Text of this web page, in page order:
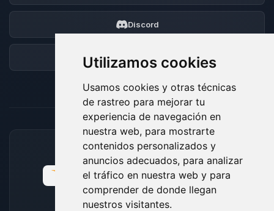
Utilizamos cookies
Usamos cookies y otras técnicas
de rastreo para mejorar tu
experiencia de navegación en
nuestra web, para mostrarte
contenidos personalizados y
anuncios adecuados, para analizar
el tráfico en nuestra web y para
comprender de donde llegan
nuestros visitantes.
Discord
Foro
MÉTODOS DE PAGO ACEPTADOS